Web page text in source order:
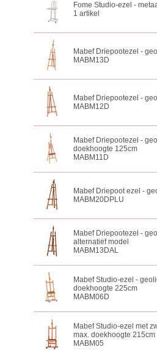
Fome Studio-ezel -
1 artikel
Mabef Driepootezel -
MABM13D
Mabef Driepootezel -
MABM12D
Mabef Driepootezel -
doekhoogte 125cm
MABM11D
Mabef Driepoot ezel -
MABM20DPLU
Mabef Driepootezel -
alternatief model
MABM13DAL
Mabef Studio-ezel -
doekhoogte 225cm
MABM06D
Mabef Studio-ezel met
max. doekhoogte 215cm
MABM05